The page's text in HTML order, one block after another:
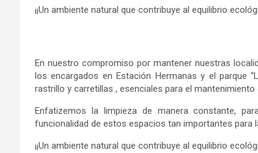
¡¡Un ambiente natural que contribuye al equilibrio
En nuestro compromiso por mantener nuestras
los encargados en Estación Hermanas y el parque
rastrillo y carretillas , esenciales para el
Enfatizemos la limpieza de manera constante,
funcionalidad de estos espacios tan importantes para
¡¡Un ambiente natural que contribuye al equilibrio